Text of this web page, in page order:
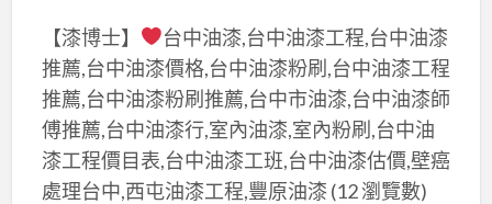
【漆博士】
台中油漆,台中油漆工程,台中油漆
推薦,台中油漆價格,台中油漆粉刷,台中油漆工程
推薦,台中油漆粉刷推薦,台中市油漆,台中油漆師
傅推薦,台中油漆行,室內油漆,室內粉刷,台中油
漆工程價目表,台中油漆工班,台中油漆估價,壁癌
處理台中,西屯油漆工程,豐原油漆(12 瀏覽數)